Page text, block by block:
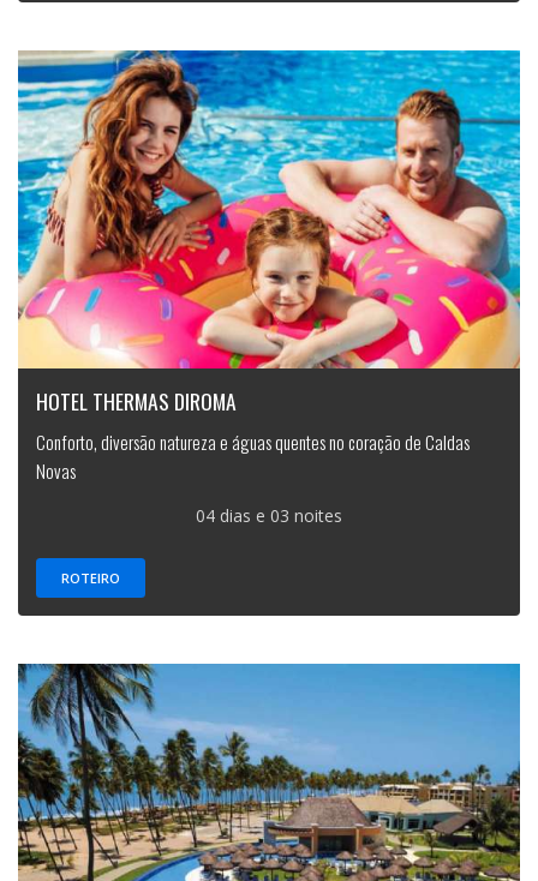
HOTEL THERMAS DIROMA
Conforto, diversão natureza e águas quentes no coração de Caldas
Novas
04 dias e 03 noites
ROTEIRO